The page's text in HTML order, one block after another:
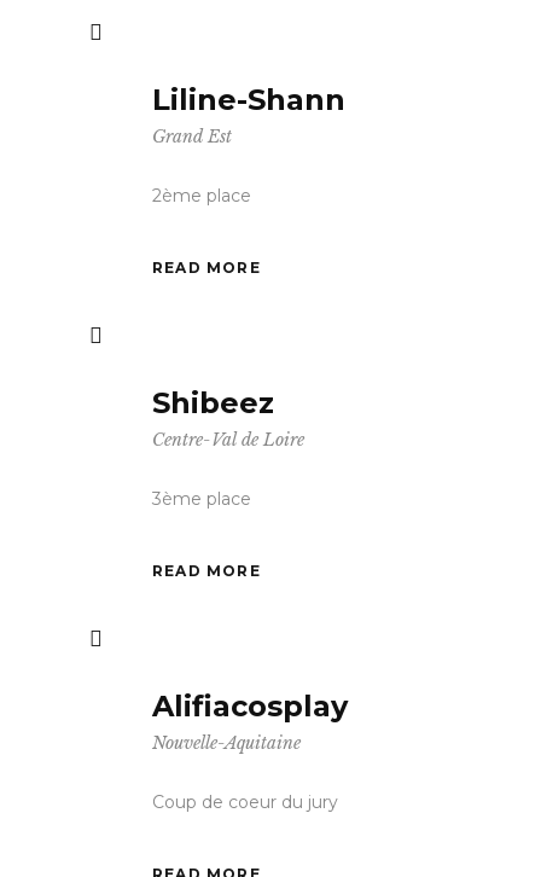
Liline-Shann
Grand Est
2ème place
READ MORE
Shibeez
Centre-Val de Loire
3ème place
READ MORE
Alifiacosplay
Nouvelle-Aquitaine
Coup de coeur du jury